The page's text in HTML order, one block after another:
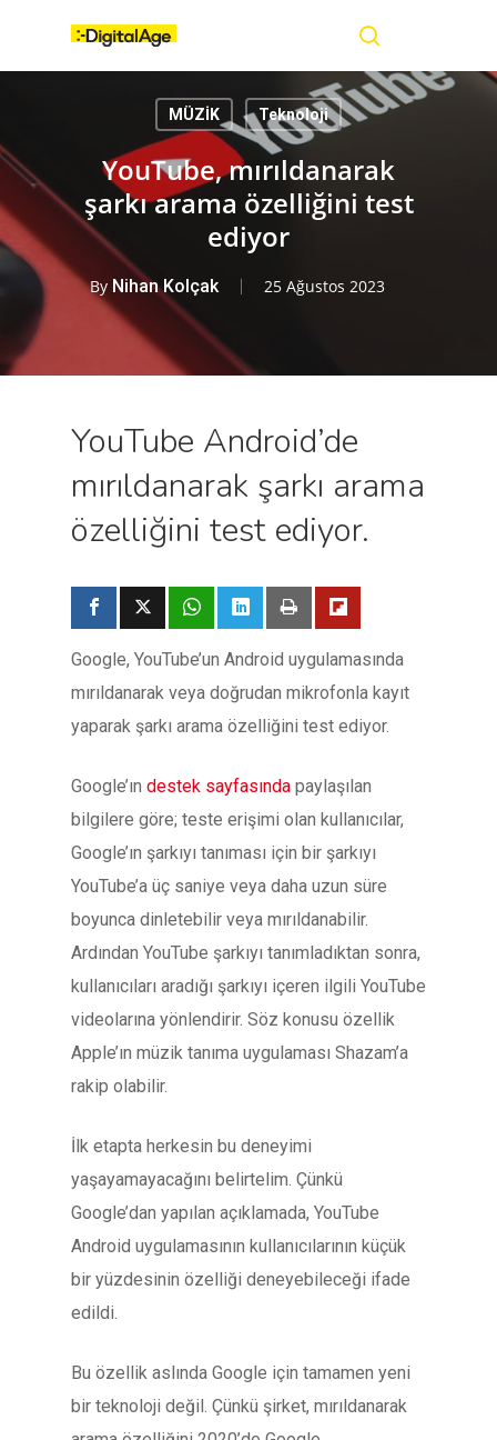
content
MÜZİK Teknoloji
YouTube, mırıldanarak
şarkı arama özelliğini test
ediyor
By Nihan Kolçak 25 Ağustos 2023
YouTube Android’de
mırıldanarak şarkı arama
özelliğini test ediyor.
Google, YouTube’un Android uygulamasında
mırıldanarak veya doğrudan mikrofonla kayıt
yaparak şarkı arama özelliğini test ediyor.
Google’ın destek sayfasında paylaşılan
bilgilere göre; teste erişimi olan kullanıcılar,
Google’ın şarkıyı tanıması için bir şarkıyı
YouTube’a üç saniye veya daha uzun süre
boyunca dinletebilir veya mırıldanabilir.
Ardından YouTube şarkıyı tanımladıktan sonra,
kullanıcıları aradığı şarkıyı içeren ilgili YouTube
videolarına yönlendirir. Söz konusu özellik
Apple’ın müzik tanıma uygulaması Shazam’a
rakip olabilir.
İlk etapta herkesin bu deneyimi
yaşayamayacağını belirtelim. Çünkü
Google’dan yapılan açıklamada, YouTube
Android uygulamasının kullanıcılarının küçük
bir yüzdesinin özelliği deneyebileceği ifade
edildi.
Bu özellik aslında Google için tamamen yeni
bir teknoloji değil. Çünkü şirket, mırıldanarak